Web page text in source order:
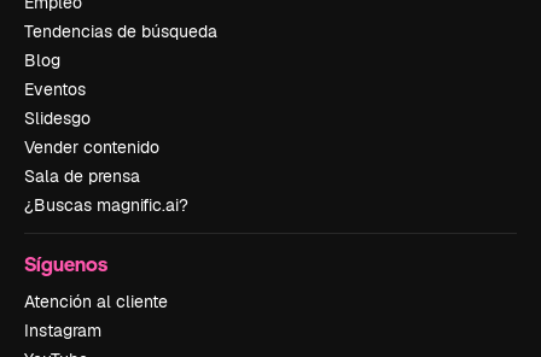
Tendencias de búsqueda
Blog
Eventos
Slidesgo
Vender contenido
Sala de prensa
¿Buscas magnific.ai?
Síguenos
Atención al cliente
Instagram